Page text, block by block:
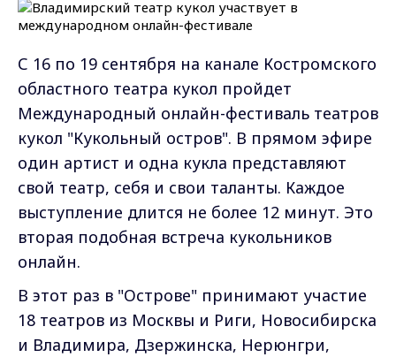
С 16 по 19 сентября на канале Костромского
областного театра кукол пройдет
Международный онлайн-фестиваль театров
кукол "Кукольный остров". В прямом эфире
один артист и одна кукла представляют
свой театр, себя и свои таланты. Каждое
выступление длится не более 12 минут. Это
вторая подобная встреча кукольников
онлайн.
В этот раз в "Острове" принимают участие
18 театров из Москвы и Риги, Новосибирска
и Владимира, Дзержинска, Нерюнгри,